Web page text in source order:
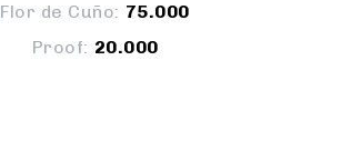
Flor de Cuño: 75.000
Proof: 20.000